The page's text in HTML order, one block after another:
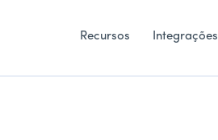
Recursos Integrações